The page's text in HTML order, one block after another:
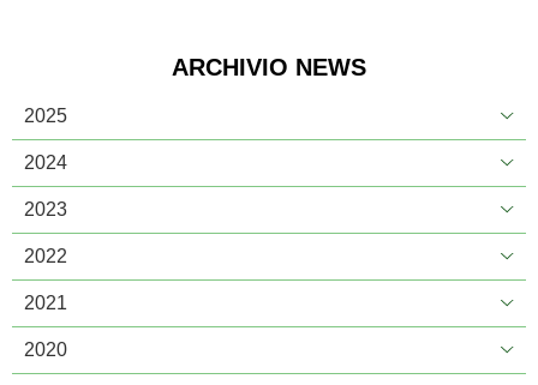
ARCHIVIO NEWS
2025
2024
2023
2022
2021
2020